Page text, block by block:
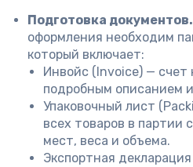
Подготовка документов.
оформления необходим
который включает:
Инвойс (Invoice) — счет
подробным описанием
Упаковочный лист
всех товаров в партии
мест, веса и объема.
Экспортная